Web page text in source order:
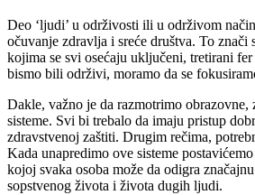
Deo ‘ljudi’ u održivosti ili u održivom
očuvanje zdravlja i sreće društva. To znači
kojima se svi osećaju uključeni, tretirani
bismo bili održivi, moramo da se
Dakle, važno je da razmotrimo obrazovne,
sisteme. Svi bi trebalo da imaju pristup
zdravstvenoj zaštiti. Drugim rečima,
Kada unapredimo ove sisteme
kojoj svaka osoba može da odigra
sopstvenog života i života dugih ljudi.